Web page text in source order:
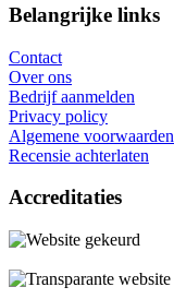
Belangrijke links
Contact
Over ons
Bedrijf aanmelden
Privacy policy
Algemene voorwaarden
Recensie achterlaten
Accreditaties